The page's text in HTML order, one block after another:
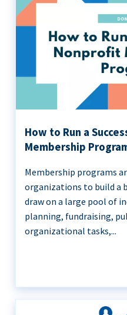
How to Run a
Membership
Membership programs
organizations to build a
draw on a large pool of
planning, fundraising,
organizational tasks,...